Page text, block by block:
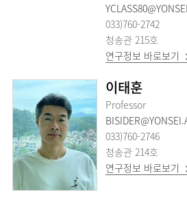
033)760-2742
청송관 215호
연구정보 바로보기
이태훈
Professor
033)760-2746
청송관 214호
연구정보 바로보기